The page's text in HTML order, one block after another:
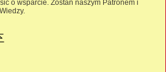
o wsparcie. Zostań naszym Patronem i